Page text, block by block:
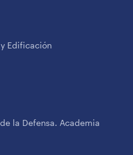
Edificación
la Defensa. Academia